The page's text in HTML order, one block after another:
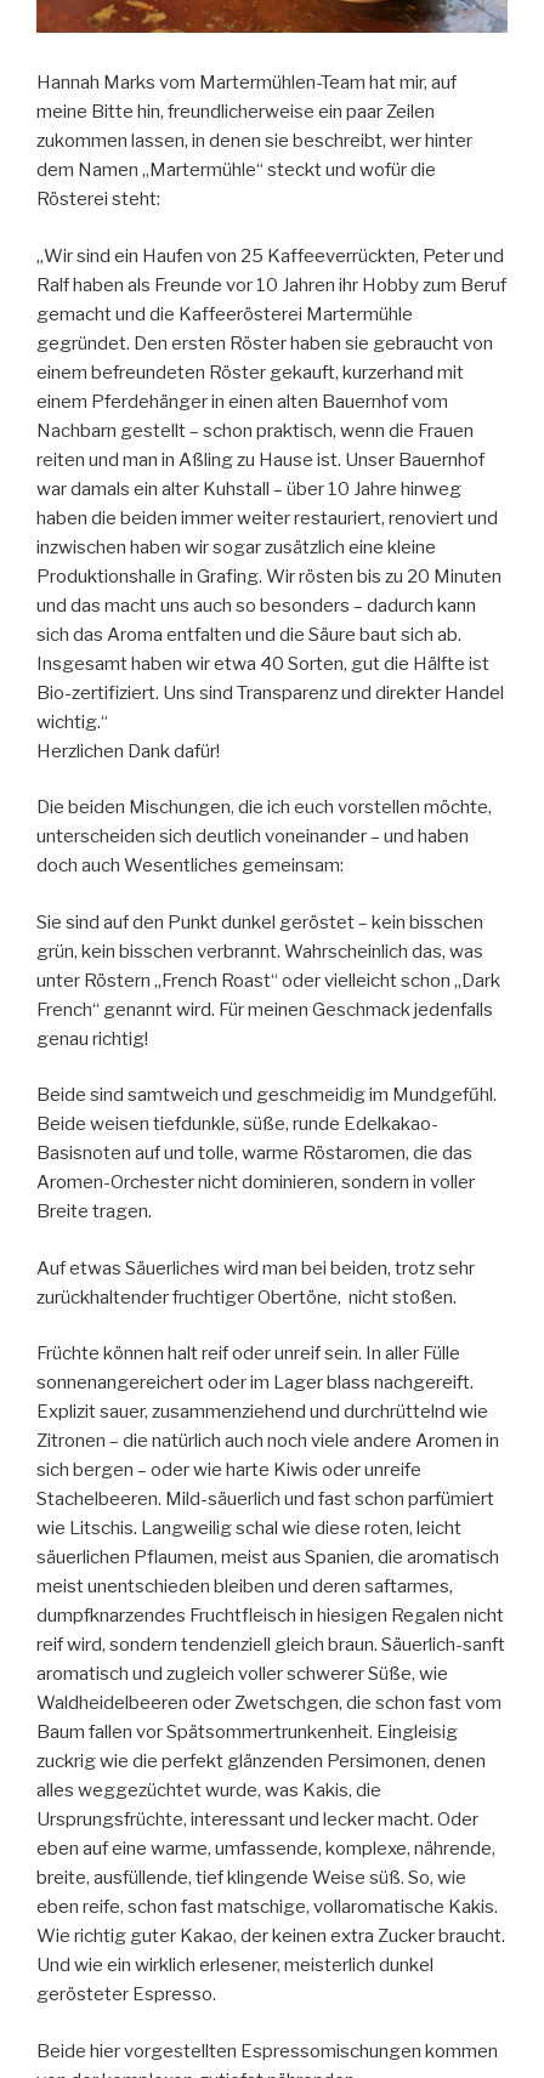
Hannah Marks vom Martermühlen-Team hat mir, auf
meine Bitte hin, freundlicherweise ein paar Zeilen
zukommen lassen, in denen sie beschreibt, wer hinter
dem Namen „Martermühle“ steckt und wofür die
Rösterei steht:
„Wir sind ein Haufen von 25 Kaffeeverrückten, Peter und
Ralf haben als Freunde vor 10 Jahren ihr Hobby zum Beruf
gemacht und die Kaffeerösterei Martermühle
gegründet. Den ersten Röster haben sie gebraucht von
einem befreundeten Röster gekauft, kurzerhand mit
einem Pferdehänger in einen alten Bauernhof vom
Nachbarn gestellt – schon praktisch, wenn die Frauen
reiten und man in Aßling zu Hause ist. Unser Bauernhof
war damals ein alter Kuhstall – über 10 Jahre hinweg
haben die beiden immer weiter restauriert, renoviert und
inzwischen haben wir sogar zusätzlich eine kleine
Produktionshalle in Grafing. Wir rösten bis zu 20 Minuten
und das macht uns auch so besonders – dadurch kann
sich das Aroma entfalten und die Säure baut sich ab.
Insgesamt haben wir etwa 40 Sorten, gut die Hälfte ist
Bio-zertifiziert. Uns sind Transparenz und direkter Handel
wichtig.“
Herzlichen Dank dafür!
Die beiden Mischungen, die ich euch vorstellen möchte,
unterscheiden sich deutlich voneinander – und haben
doch auch Wesentliches gemeinsam:
Sie sind auf den Punkt dunkel geröstet – kein bisschen
grün, kein bisschen verbrannt. Wahrscheinlich das, was
unter Röstern „French Roast“ oder vielleicht schon „Dark
French“ genannt wird. Für meinen Geschmack jedenfalls
genau richtig!
Beide sind samtweich und geschmeidig im Mundgefűhl.
Beide weisen tiefdunkle, süße, runde Edelkakao-
Basisnoten auf und tolle, warme Röstaromen, die das
Aromen-Orchester nicht dominieren, sondern in voller
Breite tragen.
Auf etwas Säuerliches wird man bei beiden, trotz sehr
zurückhaltender fruchtiger Obertöne, nicht stoßen.
Früchte können halt reif oder unreif sein. In aller Fülle
sonnenangereichert oder im Lager blass nachgereift.
Explizit sauer, zusammenziehend und durchrüttelnd wie
Zitronen – die natürlich auch noch viele andere Aromen in
sich bergen – oder wie harte Kiwis oder unreife
Stachelbeeren. Mild-säuerlich und fast schon parfümiert
wie Litschis. Langweilig schal wie diese roten, leicht
säuerlichen Pflaumen, meist aus Spanien, die aromatisch
meist unentschieden bleiben und deren saftarmes,
dumpfknarzendes Fruchtfleisch in hiesigen Regalen nicht
reif wird, sondern tendenziell gleich braun. Säuerlich-sanft
aromatisch und zugleich voller schwerer Süße, wie
Waldheidelbeeren oder Zwetschgen, die schon fast vom
Baum fallen vor Spätsommertrunkenheit. Eingleisig
zuckrig wie die perfekt glänzenden Persimonen, denen
alles weggezüchtet wurde, was Kakis, die
Ursprungsfrüchte, interessant und lecker macht. Oder
eben auf eine warme, umfassende, komplexe, nährende,
breite, ausfüllende, tief klingende Weise süß. So, wie
eben reife, schon fast matschige, vollaromatische Kakis.
Wie richtig guter Kakao, der keinen extra Zucker braucht.
Und wie ein wirklich erlesener, meisterlich dunkel
gerösteter Espresso.
Beide hier vorgestellten Espressomischungen kommen